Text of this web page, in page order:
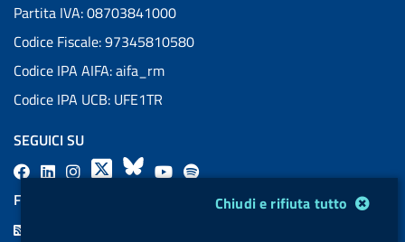
Chiudi e rifiuta tutto
Partita IVA: 08703841000
Codice Fiscale: 97345810580
Codice IPA AIFA: aifa_rm
Codice IPA UCB: UFE1TR
SEGUICI SU
F
L
X
B
Y l
FEED RSS